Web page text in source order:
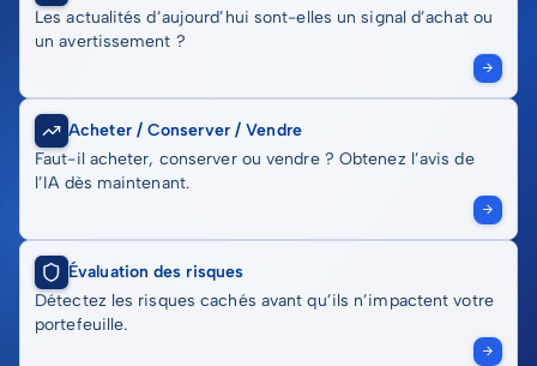
Les actualités d’aujourd’hui sont-elles un signal d’achat ou
un avertissement ?
Acheter / Conserver / Vendre
Faut-il acheter, conserver ou vendre ? Obtenez l’avis de
l’IA dès maintenant.
Évaluation des risques
Détectez les risques cachés avant qu’ils n’impactent votre
portefeuille.